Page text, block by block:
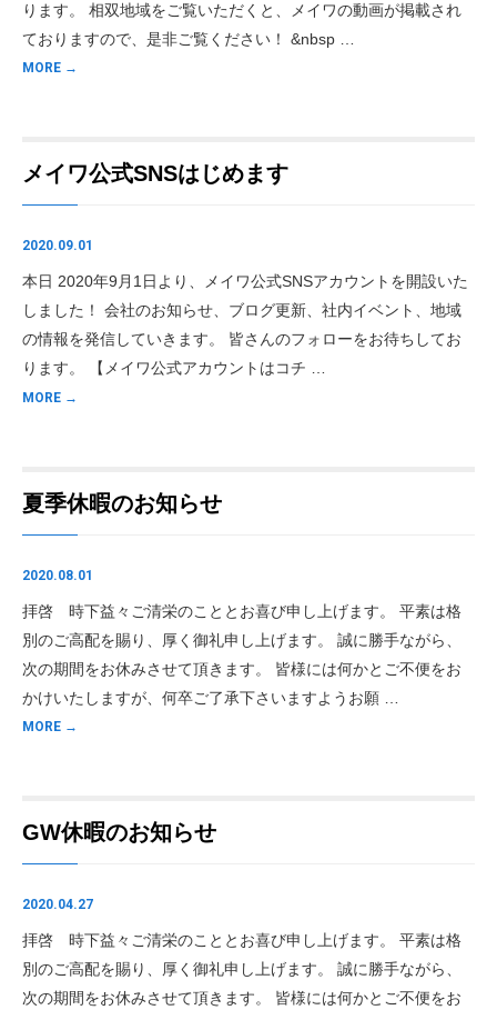
ります。 相双地域をご覧いただくと、メイワの動画が掲載され
ておりますので、是非ご覧ください！ &nbsp …
MORE →
メイワ公式SNSはじめます
2020.09.01
本日 2020年9月1日より、メイワ公式SNSアカウントを開設いた
しました！ 会社のお知らせ、ブログ更新、社内イベント、地域
の情報を発信していきます。 皆さんのフォローをお待ちしてお
ります。 【メイワ公式アカウントはコチ …
MORE →
夏季休暇のお知らせ
2020.08.01
拝啓 時下益々ご清栄のこととお喜び申し上げます。 平素は格
別のご高配を賜り、厚く御礼申し上げます。 誠に勝手ながら、
次の期間をお休みさせて頂きます。 皆様には何かとご不便をお
かけいたしますが、何卒ご了承下さいますようお願 …
MORE →
GW休暇のお知らせ
2020.04.27
拝啓 時下益々ご清栄のこととお喜び申し上げます。 平素は格
別のご高配を賜り、厚く御礼申し上げます。 誠に勝手ながら、
次の期間をお休みさせて頂きます。 皆様には何かとご不便をお